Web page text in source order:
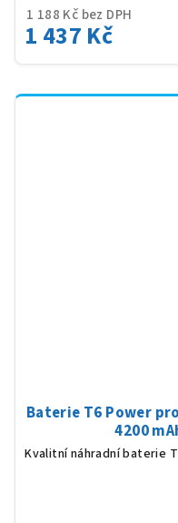
1 188 Kč bez DPH
1 437 Kč
Baterie T6 Power
4200
Kvalitní náhradní baterie